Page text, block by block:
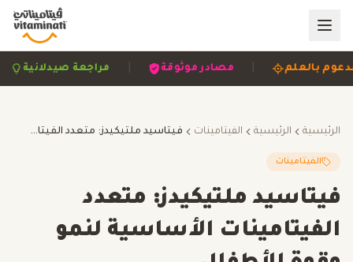
مراجعة صيدلانية | مصادر موثوقة | مدعوم بالعلم
الرئيسية الرئيسية الفيتامينات فيتاسيد ملتيكيدز: متعدد الفيتامينات الأساسية لنمو وقوة الأطفال
الفيتامينات
فيتاسيد ملتيكيدز: متعدد
الفيتامينات الأساسية لنمو